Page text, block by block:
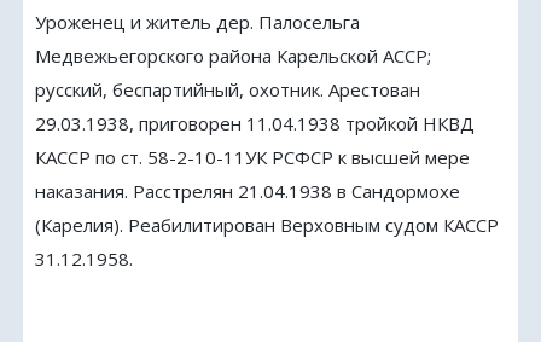
КАК ДОБРАТЬСЯ
НАПИСАТЬ НАМ
Г
Д
Е
Уроженец и житель дер. Палосельга
Медвежьегорского района Карельской АССР;
русский, беспартийный, охотник. Арестован
29.03.1938, приговорен 11.04.1938 тройкой НКВД
КАССР по ст. 58-2-10-11УК РСФСР к высшей мере
наказания. Расстрелян 21.04.1938 в Сандормохе
(Карелия). Реабилитирован Верховным судом КАССР
31.12.1958.